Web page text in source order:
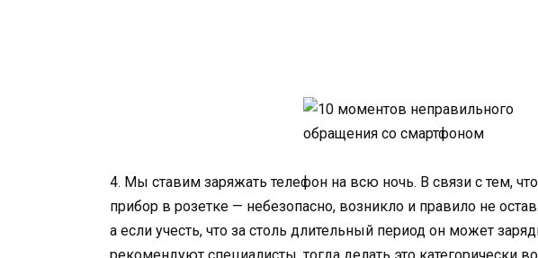
4. Мы ставим заряжать телефон на всю ночь. В связи с тем,
прибор в розетке — небезопасно, возникло и правило не
а если учесть, что за столь длительный период он может